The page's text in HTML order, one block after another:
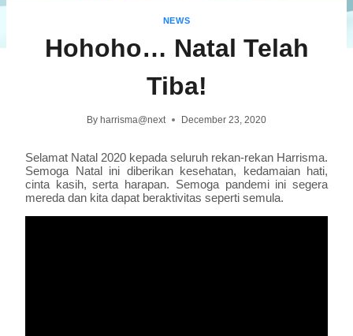
NEWS
Hohoho… Natal Telah
Tiba!
By harrisma@next December 23, 2020
Selamat Natal 2020 kepada seluruh rekan-rekan Harrisma.
Semoga Natal ini diberikan kesehatan, kedamaian hati,
cinta kasih, serta harapan. Semoga pandemi ini segera
mereda dan kita dapat beraktivitas seperti semula.